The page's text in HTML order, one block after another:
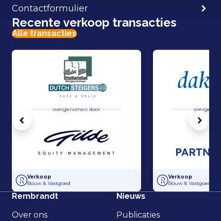
Contactformulier
Recente verkoop transacties
Alle transacties
overgenomen door
Overname van Dutch Steigers en Hollandia Steigerverhuur door
Verkoop
Bouw & Vastgoed
Overname
Verkoop
Bouw & Vastgoed
Vorige
Rembrandt
Over ons
Nieuws
Publicaties